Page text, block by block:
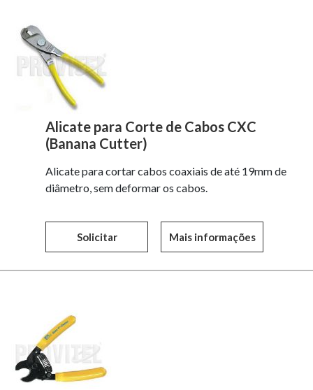
Alicate para Corte de Cabos CXC
(Banana Cutter)
Alicate para cortar cabos coaxiais de até 19mm de
diâmetro, sem deformar os cabos.
Solicitar Mais informações